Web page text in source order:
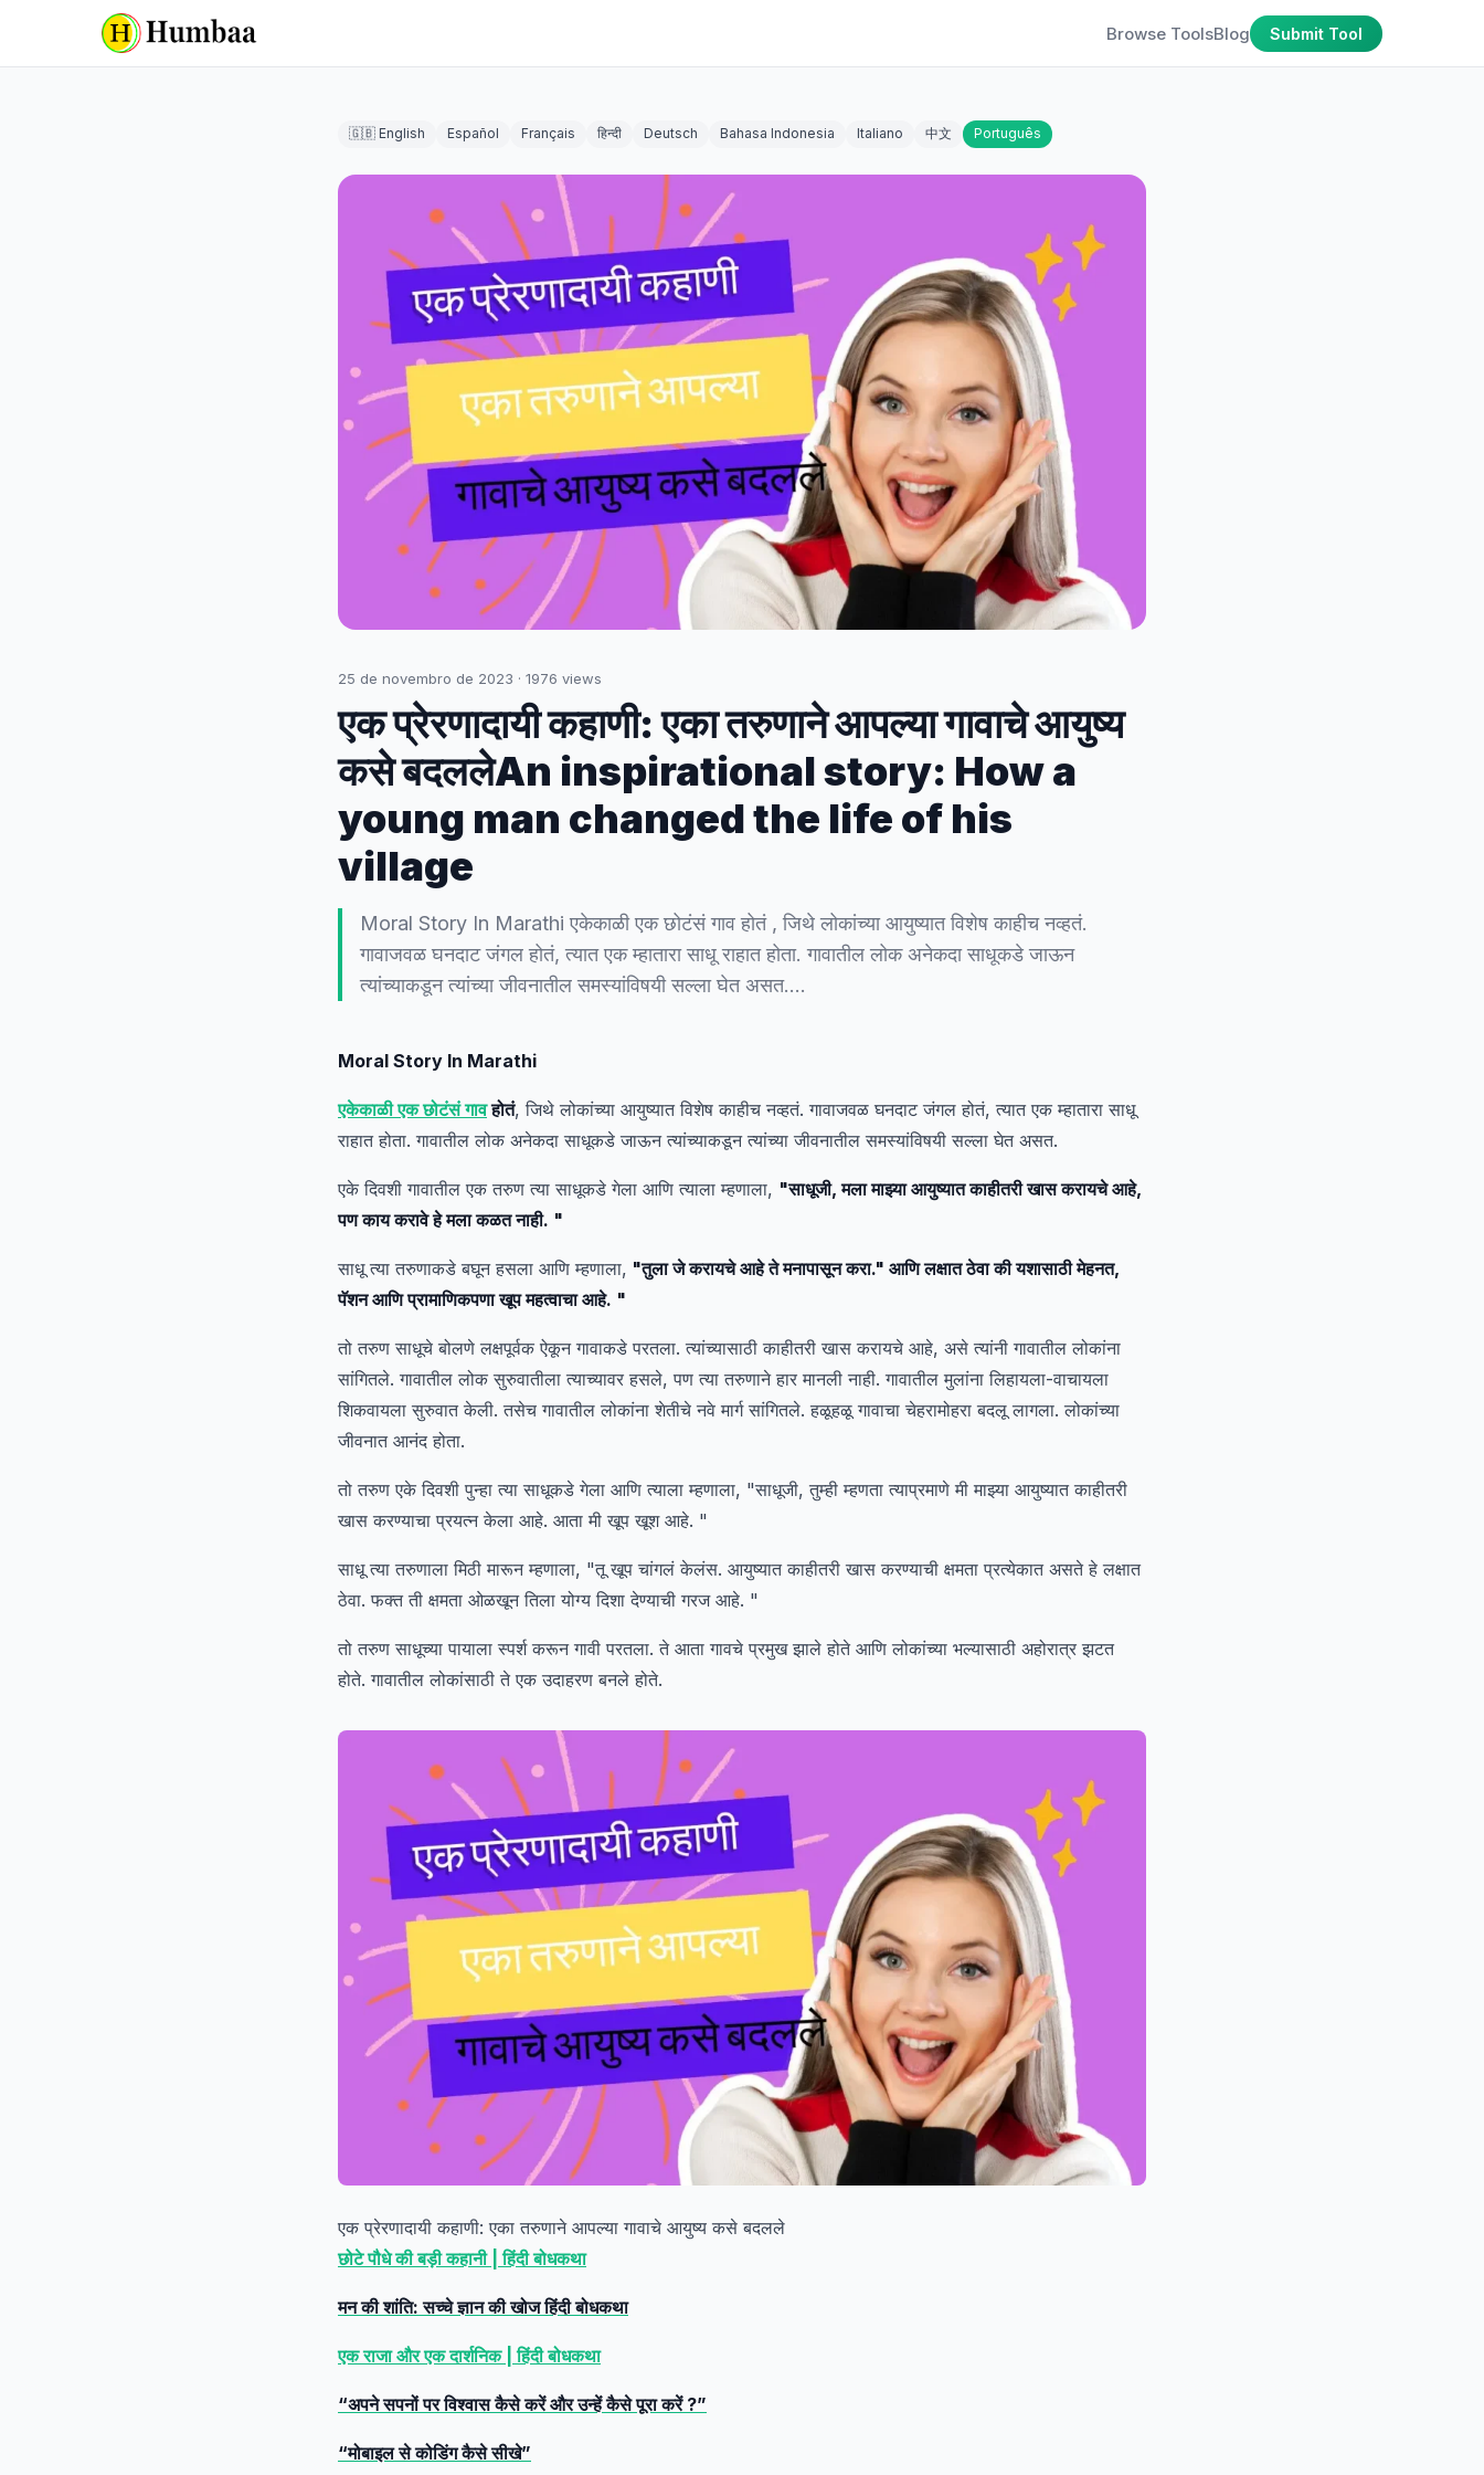
Browse ToolsBlog Submit Tool
🇬🇧 English Español Français हिन्दी Deutsch Bahasa Indonesia Italiano 中文 Português
25 de novembro de 2023 · 1976 views
एक प्रेरणादायी कहाणी: एका तरुणाने आपल्या गावाचे आयुष्य
कसे बदललेAn inspirational story: How a
young man changed the life of his
village
Moral Story In Marathi एकेकाळी एक छोटंसं गाव होतं , जिथे लोकांच्या आयुष्यात विशेष काहीच नव्हतं.
गावाजवळ घनदाट जंगल होतं, त्यात एक म्हातारा साधू राहात होता. गावातील लोक अनेकदा साधूकडे जाऊन
त्यांच्याकडून त्यांच्या जीवनातील समस्यांविषयी सल्ला घेत असत.…
Moral Story In Marathi
एकेकाळी एक छोटंसं गावहोतं, जिथे लोकांच्या आयुष्यात विशेष काहीच नव्हतं. गावाजवळ घनदाट जंगल होतं, त्यात एक म्हातारा साधू
राहात होता. गावातील लोक अनेकदा साधूकडे जाऊन त्यांच्याकडून त्यांच्या जीवनातील समस्यांविषयी सल्ला घेत असत.
एके दिवशी गावातील एक तरुण त्या साधूकडे गेला आणि त्याला म्हणाला, "साधूजी, मला माझ्या आयुष्यात काहीतरी खास करायचे आहे,
पण काय करावे हे मला कळत नाही. "
साधू त्या तरुणाकडे बघून हसला आणि म्हणाला, "तुला जे करायचे आहे ते मनापासून करा." आणि लक्षात ठेवा की यशासाठी मेहनत,
पॅशन आणि प्रामाणिकपणा खूप महत्वाचा आहे. "
तो तरुण साधूचे बोलणे लक्षपूर्वक ऐकून गावाकडे परतला. त्यांच्यासाठी काहीतरी खास करायचे आहे, असे त्यांनी गावातील लोकांना
सांगितले. गावातील लोक सुरुवातीला त्याच्यावर हसले, पण त्या तरुणाने हार मानली नाही. गावातील मुलांना लिहायला-वाचायला
शिकवायला सुरुवात केली. तसेच गावातील लोकांना शेतीचे नवे मार्ग सांगितले. हळूहळू गावाचा चेहरामोहरा बदलू लागला. लोकांच्या
जीवनात आनंद होता.
तो तरुण एके दिवशी पुन्हा त्या साधूकडे गेला आणि त्याला म्हणाला, "साधूजी, तुम्ही म्हणता त्याप्रमाणे मी माझ्या आयुष्यात काहीतरी
खास करण्याचा प्रयत्न केला आहे. आता मी खूप खूश आहे. "
साधू त्या तरुणाला मिठी मारून म्हणाला, "तू खूप चांगलं केलंस. आयुष्यात काहीतरी खास करण्याची क्षमता प्रत्येकात असते हे लक्षात
ठेवा. फक्त ती क्षमता ओळखून तिला योग्य दिशा देण्याची गरज आहे. "
तो तरुण साधूच्या पायाला स्पर्श करून गावी परतला. ते आता गावचे प्रमुख झाले होते आणि लोकांच्या भल्यासाठी अहोरात्र झटत
होते. गावातील लोकांसाठी ते एक उदाहरण बनले होते.
एक प्रेरणादायी कहाणी: एका तरुणाने आपल्या गावाचे आयुष्य कसे बदलले
छोटे पौधे की बड़ी कहानी | हिंदी बोधकथा
मन की शांति: सच्चे ज्ञान की खोज हिंदी बोधकथा
एक राजा और एक दार्शनिक | हिंदी बोधकथा
“अपने सपनों पर विश्वास कैसे करें और उन्हें कैसे पूरा करें ?”
“मोबाइल से कोडिंग कैसे सीखे”